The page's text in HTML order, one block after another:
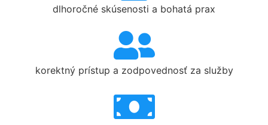
dlhoročné skúsenosti a bohatá prax
korektný prístup a zodpovednosť za služby